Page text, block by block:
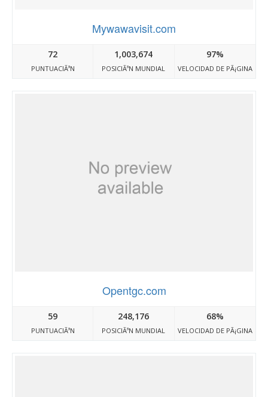
Mywawavisit.com
72
PUNTUACIÃ³N
1,003,674
POSICIÃ³N MUNDIAL
97%
VELOCIDAD DE PÃ¡GINA
Opentgc.com
59
PUNTUACIÃ³N
248,176
POSICIÃ³N MUNDIAL
68%
VELOCIDAD DE PÃ¡GINA